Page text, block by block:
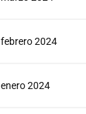
febrero 2024
enero 2024